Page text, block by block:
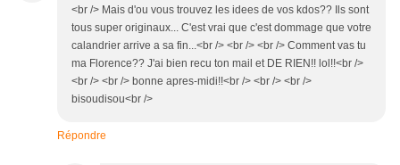
<br /> Mais d'ou vous trouvez les idees de vos kdos?? Ils sont
tous super originaux... C'est vrai que c'est dommage que votre
calandrier arrive a sa fin...<br /> <br /> <br /> Comment vas tu
ma Florence?? J'ai bien recu ton mail et DE RIEN!! lol!!<br />
<br /> <br /> bonne apres-midi!!<br /> <br /> <br />
bisoudisou<br />
Répondre